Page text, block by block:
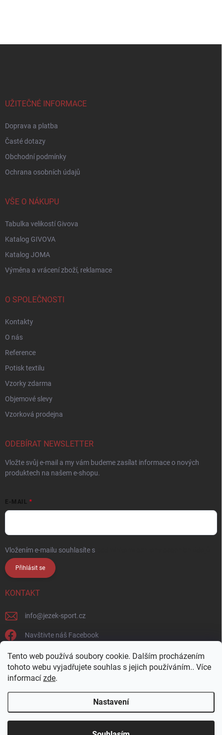
Tento web používá soubory cookie. Dalším procházením
tohoto webu vyjadřujete souhlas s jejich používáním.. Více
informací zde.
Nastavení
Přijďte si vybrat osobně! Široká nabídka materiálů a
UŽITEČNÉ INFORMACE
Doprava a platba
Časté dotazy
Obchodní podmínky
Ochrana osobních údajů
VŠE O NÁKUPU
Tabulka velikostí Givova
Katalog GIVOVA
Katalog JOMA
Výměna a vrácení zboží, reklamace
O SPOLEČNOSTI
Kontakty
O nás
Reference
Potisk textilu
Vzorky zdarma
Objemové slevy
Vzorková prodejna
ODEBÍRAT NEWSLETTER
Vložte svůj e-mail a my vám budeme zasílat informace o nových
produktech na našem e-shopu.
E-MAIL
Vložením e-mailu souhlasíte s
Přihlásit se
KONTAKT
info@jezek-sport.cz
Navštivte náš Facebook
jezek_sport_np/
Copyright 2026Ježek sport s.r.o.. Všechna práva vyhrazena.Upravit
nastavení cookies